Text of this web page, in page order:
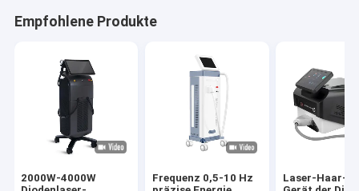
Empfohlene Produkte
2000W-4000W
Frequenz 0,5-10 Hz
Laser-Haar-